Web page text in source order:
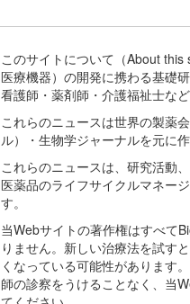
このサイトについて（About this
医療機器）の開発に携わる基礎
看護師・薬剤師・介護福祉士な
これらのニュースは世界の製薬
ル）・生物学ジャーナルを元に作
これらのニュースは、研究活動
医薬品のライフサイクルマネー
す。
当Webサイトの著作権はすべて
りません。新しい治療法を試す
くなっている可能性があります
師の診察をうけることなく、当